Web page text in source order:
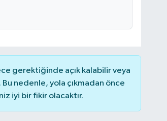
gerektiğinde açık kalabilir veya
nedenle, yola çıkmadan önce
iyi bir fikir olacaktır.